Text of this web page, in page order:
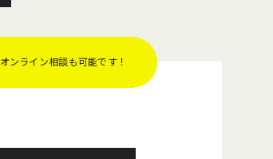
オンライン相談も可能です！